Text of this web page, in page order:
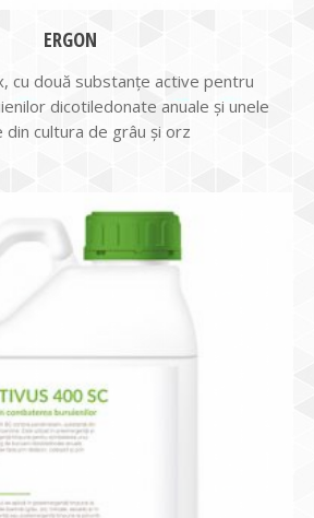
ERGON
cu două substanțe active pentru
dicotiledonate anuale și unele
din cultura de grâu și orz